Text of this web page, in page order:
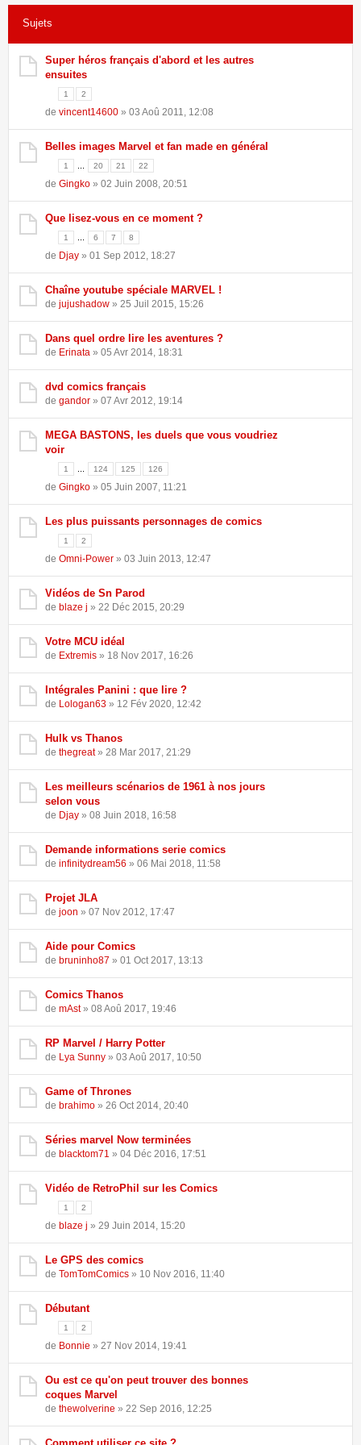
162 sujets •Page1sur4• 1 2 3 4
Sujets
Super héros français d'abord et les autres
ensuites
1 2
de vincent14600 » 03 Aoû 2011, 12:08
Belles images Marvel et fan made en général
1 ... 20 21 22
de Gingko » 02 Juin 2008, 20:51
Que lisez-vous en ce moment ?
1 ... 6 7 8
de Djay » 01 Sep 2012, 18:27
Chaîne youtube spéciale MARVEL !
de jujushadow » 25 Juil 2015, 15:26
Dans quel ordre lire les aventures ?
de Erinata » 05 Avr 2014, 18:31
dvd comics français
de gandor » 07 Avr 2012, 19:14
MEGA BASTONS, les duels que vous voudriez
voir
1 ... 124 125 126
de Gingko » 05 Juin 2007, 11:21
Les plus puissants personnages de comics
1 2
de Omni-Power » 03 Juin 2013, 12:47
Vidéos de Sn Parod
de blaze j » 22 Déc 2015, 20:29
Votre MCU idéal
de Extremis » 18 Nov 2017, 16:26
Intégrales Panini : que lire ?
de Lologan63 » 12 Fév 2020, 12:42
Hulk vs Thanos
de thegreat» 28 Mar 2017, 21:29
Les meilleurs scénarios de 1961 à nos jours
selon vous
de Djay » 08 Juin 2018, 16:58
Demande informations serie comics
de infinitydream56 » 06 Mai 2018, 11:58
Projet JLA
de joon » 07 Nov 2012, 17:47
Aide pour Comics
de bruninho87 » 01 Oct 2017, 13:13
Comics Thanos
de mAst» 08 Aoû 2017, 19:46
RP Marvel / Harry Potter
de Lya Sunny » 03 Aoû 2017, 10:50
Game of Thrones
de brahimo » 26 Oct 2014, 20:40
Séries marvel Now terminées
de blacktom71 » 04 Déc 2016, 17:51
Vidéo de RetroPhil sur les Comics
1 2
de blaze j » 29 Juin 2014, 15:20
Le GPS des comics
de TomTomComics » 10 Nov 2016, 11:40
Débutant
1 2
de Bonnie » 27 Nov 2014, 19:41
Ou est ce qu'on peut trouver des bonnes
coques Marvel
de thewolverine » 22 Sep 2016, 12:25